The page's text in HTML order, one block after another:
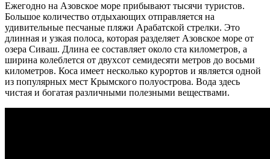
Ежегодно на Азовское море прибывают тысячи туристов.
Большое количество отдыхающих отправляется на
удивительные песчаные пляжи Арабатской стрелки. Это
длинная и узкая полоса, которая разделяет Азовское море от
озера Сиваш. Длина ее составляет около ста километров, а
ширина колеблется от двухсот семидесяти метров до восьми
километров. Коса имеет несколько курортов и является одной
из популярных мест Крымского полуострова. Вода здесь
чистая и богатая различными полезными веществами.